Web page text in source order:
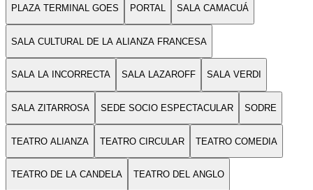
PLAZA TERMINAL GOES PORTAL SALA CAMACUÁ
SALA CULTURAL DE LA ALIANZA FRANCESA
SALA LA INCORRECTA SALA LAZAROFF SALA VERDI
SALA ZITARROSA SEDE SOCIO ESPECTACULAR SODRE
TEATRO ALIANZA TEATRO CIRCULAR TEATRO COMEDIA
TEATRO DE LA CANDELA TEATRO DEL ANGLO